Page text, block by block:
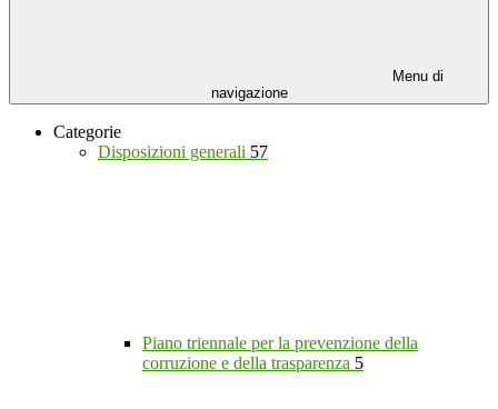
Menu di
navigazione
Categorie
Disposizioni generali 57
Piano triennale per la prevenzione della
corruzione e della trasparenza 5